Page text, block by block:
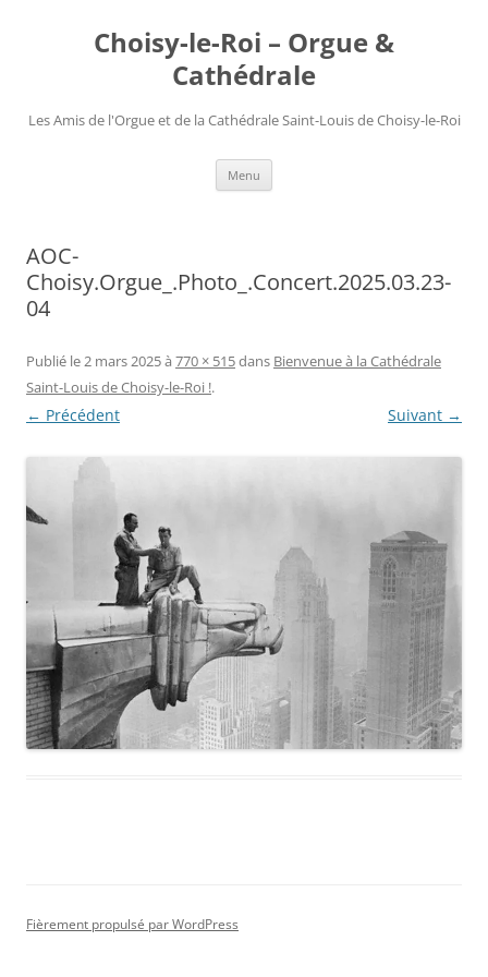
Choisy-le-Roi – Orgue &
Cathédrale
Les Amis de l'Orgue et de la Cathédrale Saint-Louis de Choisy-le-Roi
Menu
AOC-
Choisy.Orgue_.Photo_.Concert.2025.03.23-
04
Publié le2 mars 2025à 770 × 515dans Bienvenue à la Cathédrale
Saint-Louis de Choisy-le-Roi !.
← Précédent Suivant →
Fièrement propulsé par WordPress